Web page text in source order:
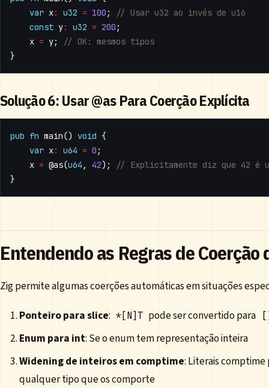
var x: u32 = 100 ;
const y: u32 = 200 ;
x = y;
}
Solução 6: Usar @as Para Coerção Explícita
pub fn main() void {
var x: u64 = 0 ;
x = @as(u64 , 42);
}
Entendendo as Regras de Coerção
Zig permite algumas coerções automáticas em situações
Ponteiro para slice: *[N]T pode ser convertido para
Enum para int: Se o enum tem representação inteira
Widening de inteiros em comptime: Literais
qualquer tipo que os comporte